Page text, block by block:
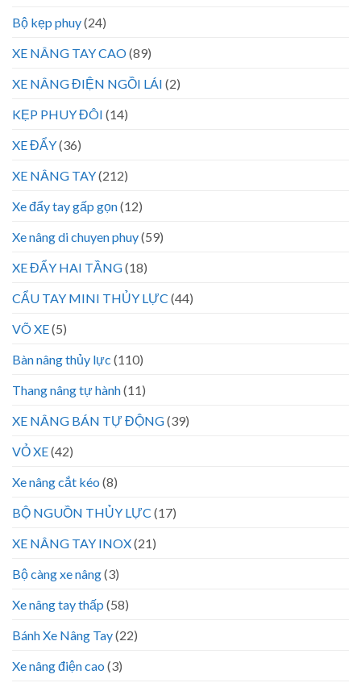
Bộ kẹp phuy(24)
XE NÂNG TAY CAO(89)
XE NÂNG ĐIỆN NGỒI LÁI (2)
KẸP PHUY ĐÔI (14)
XE ĐẨY(36)
XE NÂNG TAY(212)
Xe đẩy tay gấp gọn(12)
Xe nâng di chuyen phuy(59)
XE ĐẨY HAI TẦNG(18)
CẨU TAY MINI THỦY LỰC (44)
VÕ XE(5)
Bàn nâng thủy lực (110)
Thang nâng tự hành(11)
XE NÂNG BÁN TỰ ĐỘNG(39)
VỎ XE(42)
Xe nâng cắt kéo (8)
BỘ NGUỒN THỦY LỰC (17)
XE NÂNG TAY INOX(21)
Bộ càng xe nâng(3)
Xe nâng tay thấp (58)
Bánh Xe Nâng Tay(22)
Xe nâng điện cao (3)